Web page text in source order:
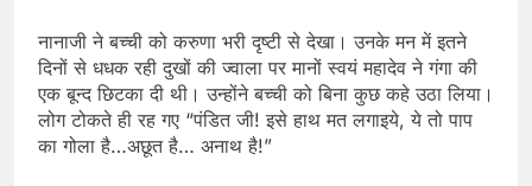
नानाजी ने बच्ची को करुणा भरी दृष्टी से देखा। उनके मन में इतने
दिनों से धधक रही दुखों की ज्वाला पर मानों स्वयं महादेव ने गंगा की
एक बून्द छिटका दी थी। उन्होंने बच्ची को बिना कुछ कहे उठा लिया।
लोग टोकते ही रह गए “पंडित जी! इसे हाथ मत लगाइये, ये तो पाप
का गोला है…अछूत है… अनाथ है!”